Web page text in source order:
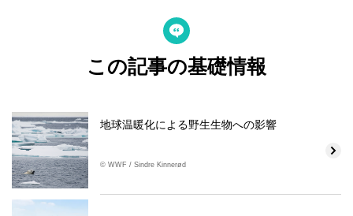
この記事の基礎情報
地球温暖化による野生生物への影響
© WWF / Sindre Kinnerød